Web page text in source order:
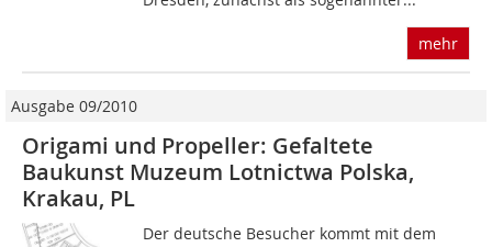
mehr
Ausgabe 09/2010
Origami und Propeller: Gefaltete
Baukunst Muzeum Lotnictwa Polska,
Krakau, PL
Der deutsche Besucher kommt mit dem